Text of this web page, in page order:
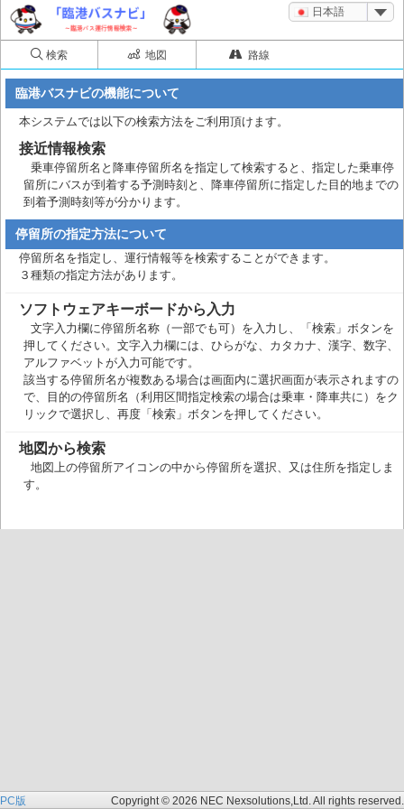
日本語
検索 地図 路線
臨港バスナビの機能について
本システムでは以下の検索方法をご利用頂けます。
接近情報検索
乗車停留所名と降車停留所名を指定して検索すると、指定した乗車停
留所にバスが到着する予測時刻と、降車停留所に指定した目的地までの
到着予測時刻等が分かります。
停留所の指定方法について
停留所名を指定し、運行情報等を検索することができます。
３種類の指定方法があります。
ソフトウェアキーボードから入力
文字入力欄に停留所名称（一部でも可）を入力し、「検索」ボタンを
押してください。文字入力欄には、ひらがな、カタカナ、漢字、数字、
アルファベットが入力可能です。
該当する停留所名が複数ある場合は画面内に選択画面が表示されますの
で、目的の停留所名（利用区間指定検索の場合は乗車・降車共に）をク
リックで選択し、再度「検索」ボタンを押してください。
地図から検索
地図上の停留所アイコンの中から停留所を選択、又は住所を指定しま
す。
PC版 Copyright © 2026 NEC Nexsolutions,Ltd. All rights reserved.